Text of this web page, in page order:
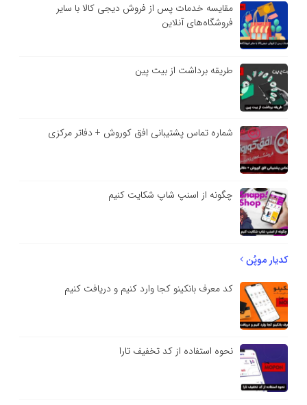
مقایسه خدمات پس از فروش دیجی کالا با سایر
فروشگاه‌های آنلاین
طریقه برداشت از بیت پین
شماره تماس پشتیبانی افق کوروش + دفاتر مرکزی
چگونه از اسنپ شاپ شکایت کنیم
کدیار موپُن
کد معرف بانکینو کجا وارد کنیم و دریافت کنیم
نحوه استفاده از کد تخفیف تارا